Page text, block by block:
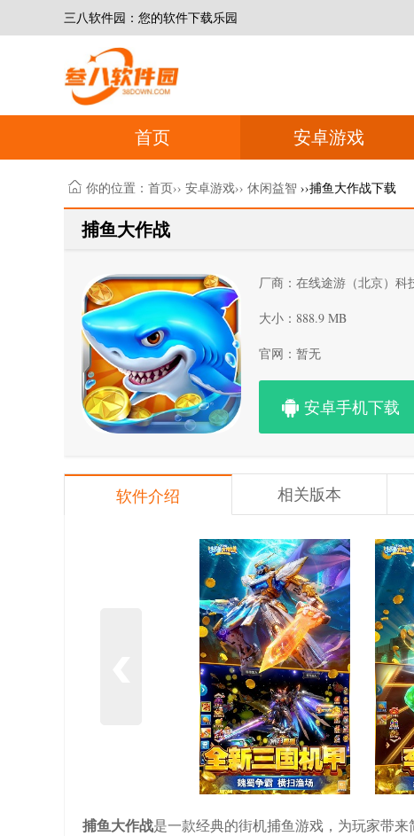
三八软件园：您的软件下载乐园
首页 安卓游戏
你的位置： 首页›› 安卓游戏›› 休闲益智 ››捕鱼大作战下载
捕鱼大作战
安卓手机下载
厂商：在线途游（北京）科
大小：888.9 MB
官网：暂无
软件介绍 相关版本
捕鱼大作战是一款经典的街机捕鱼游戏，为玩家带